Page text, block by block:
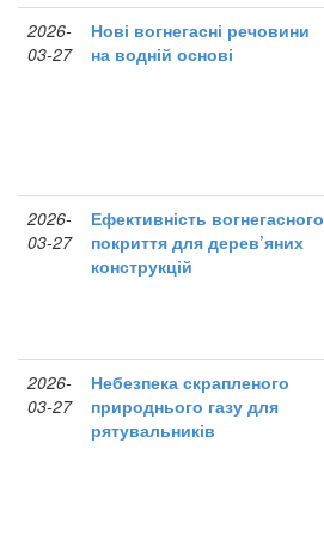
2026-
03-27
Нові вогнегасні речовини
на водній основі
2026-
03-27
Ефективність вогнегасного
покриття для дерев’яних
конструкцій
2026-
03-27
Небезпека скрапленого
природнього газу для
рятувальників